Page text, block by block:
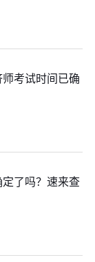
考试时间已确
了吗？速来查